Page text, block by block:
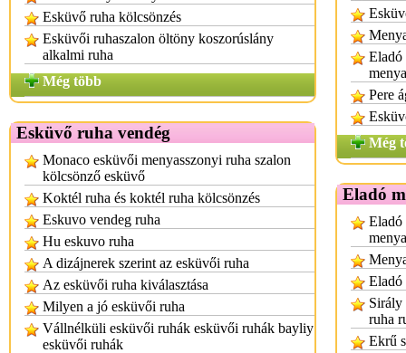
Esküvő ruha kölcsönzés
Esküvői ruhaszalon öltöny koszorúslány
alkalmi ruha
Még több
Esküvő ruha vendég
Monaco esküvői menyasszonyi ruha szalon
kölcsönző esküvő
Koktél ruha és koktél ruha kölcsönzés
Eskuvo vendeg ruha
Hu eskuvo ruha
A dizájnerek szerint az esküvői ruha
Az esküvői ruha kiválasztása
Milyen a jó esküvői ruha
Vállnélküli esküvői ruhák esküvői ruhák bayliy
esküvői ruhák
Eladó
Pere
Még
Eladó
Eladó
Eladó
Sirály
ruha
Ekrű